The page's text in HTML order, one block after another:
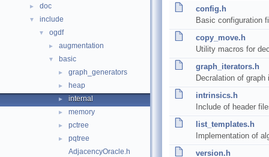
► doc
▼ include
▼ ogdf
► augmentation
▼ basic
► graph_generators
► heap
► internal
► memory
► pctree
►
pqtree
AdjacencyOracle.h
config.h
Basic configuration
copy_move.h
Utility macros for
graph_iterators.h
Decralation of graph
intrinsics.h
Include of header
list_templates.h
Implementation of
version.h